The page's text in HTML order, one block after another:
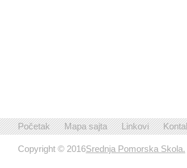
Početak Mapa sajta Linkovi
Copyright © 2016Srednja Pomorska Skola.